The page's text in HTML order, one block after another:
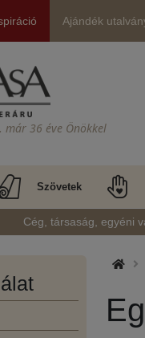
Ajándék
már 36 éve Önökkel
Szövetek
Cég, társaság, egyéni